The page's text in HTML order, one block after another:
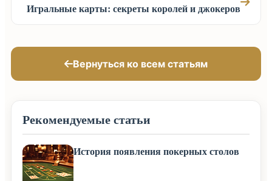
Игральные карты: секреты королей и джокеров
Вернуться ко всем статьям
Рекомендуемые статьи
История появления покерных столов